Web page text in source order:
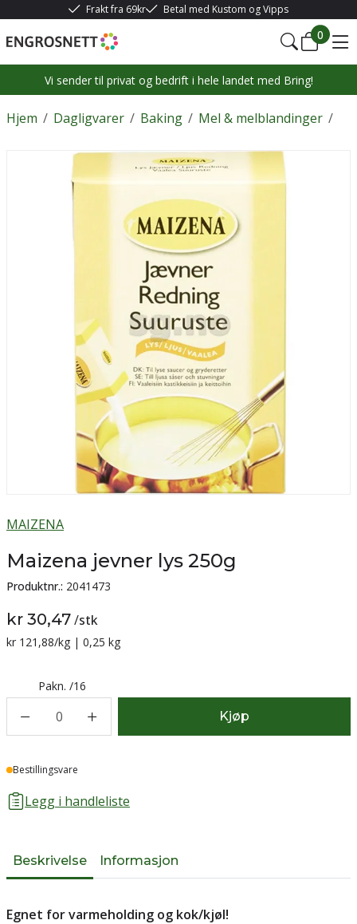
Frakt fra 69kr Betal med Kustom og Vipps
0
Vi sender til privat og bedrift i hele landet med Bring!
/
Hjem /
Dagligvarer /
Baking /
Mel & melblandinger
MAIZENA
Maizena jevner lys 250g
Produktnr.: 2041473
kr 30,47/stk
Sammenligning pris:
kr 121,88/kg | 0,25 kg
Pakn. /16
0 Kjøp
Lager
Bestillingsvare
Legg i handleliste
Beskrivelse Informasjon
Egnet for varmeholding og kok/kjøl!